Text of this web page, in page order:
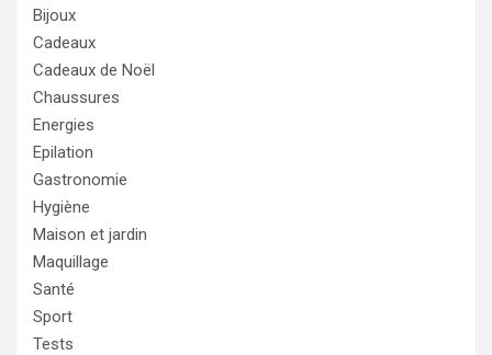
Bijoux
Cadeaux
Cadeaux de Noël
Chaussures
Energies
Epilation
Gastronomie
Hygiène
Maison et jardin
Maquillage
Santé
Sport
Tests